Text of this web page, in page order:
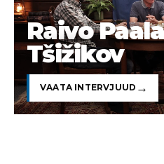
Raivo
Tšižikov
VAATA INTERVJUUD